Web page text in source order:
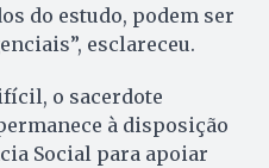
do estudo, podem ser
esclareceu.
o sacerdote
à disposição
Social para apoiar